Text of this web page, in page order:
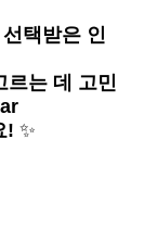
택받은 인
르는 데 고민
! ✨